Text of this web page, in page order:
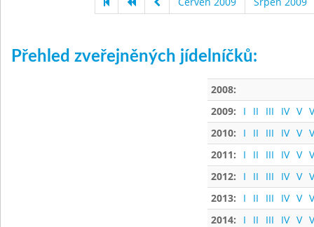
Přehled zveřejněných jídelníčků:
2008:
2009:
I II III IV V
2010:
I II III IV V
2011:
I II III IV V
2012:
I II III IV V
2013:
I II III IV V
2014:
I II III IV V